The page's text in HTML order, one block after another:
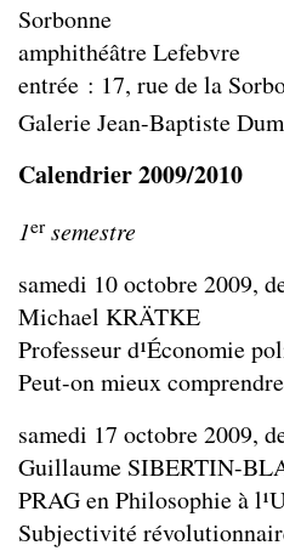
Sorbonne
amphithéâtre Lefebvre
entrée : 17, rue de la
Galerie Jean-Baptiste
Calendrier 2009/2010
1er semestre
samedi 10 octobre 2009,
Michael KRÄTKE
Professeur d¹Économie
Peut-on mieux
samedi 17 octobre 2009,
Guillaume SIBERTIN-
PRAG en Philosophie à
Subjectivité